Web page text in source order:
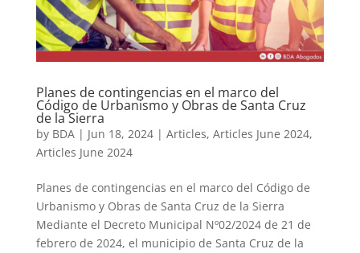
Planes de contingencias en el marco del
Código de Urbanismo y Obras de Santa Cruz
de la Sierra
by BDA| Jun 18, 2024| Articles, Articles June 2024,
Articles June 2024
Planes de contingencias en el marco del Código de
Urbanismo y Obras de Santa Cruz de la Sierra
Mediante el Decreto Municipal Nº02/2024 de 21 de
febrero de 2024, el municipio de Santa Cruz de la